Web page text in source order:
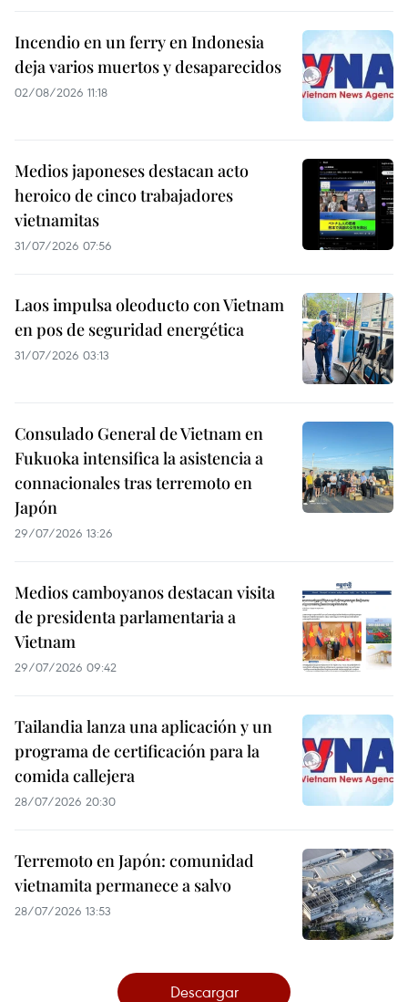
Incendio en un ferry en Indonesia
deja varios muertos y desaparecidos
02/08/2026 11:18
Medios japoneses destacan acto
heroico de cinco trabajadores
vietnamitas
31/07/2026 07:56
Laos impulsa oleoducto con Vietnam
en pos de seguridad energética
31/07/2026 03:13
Consulado General de Vietnam en
Fukuoka intensifica la asistencia a
connacionales tras terremoto en
Japón
29/07/2026 13:26
Medios camboyanos destacan visita
de presidenta parlamentaria a
Vietnam
29/07/2026 09:42
Tailandia lanza una aplicación y un
programa de certificación para la
comida callejera
28/07/2026 20:30
Terremoto en Japón: comunidad
vietnamita permanece a salvo
28/07/2026 13:53
Descargar